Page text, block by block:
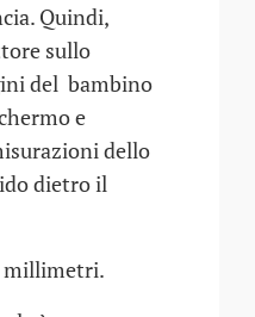
Quindi,
sullo
del bambino
e
dello
dietro il
millimetri.